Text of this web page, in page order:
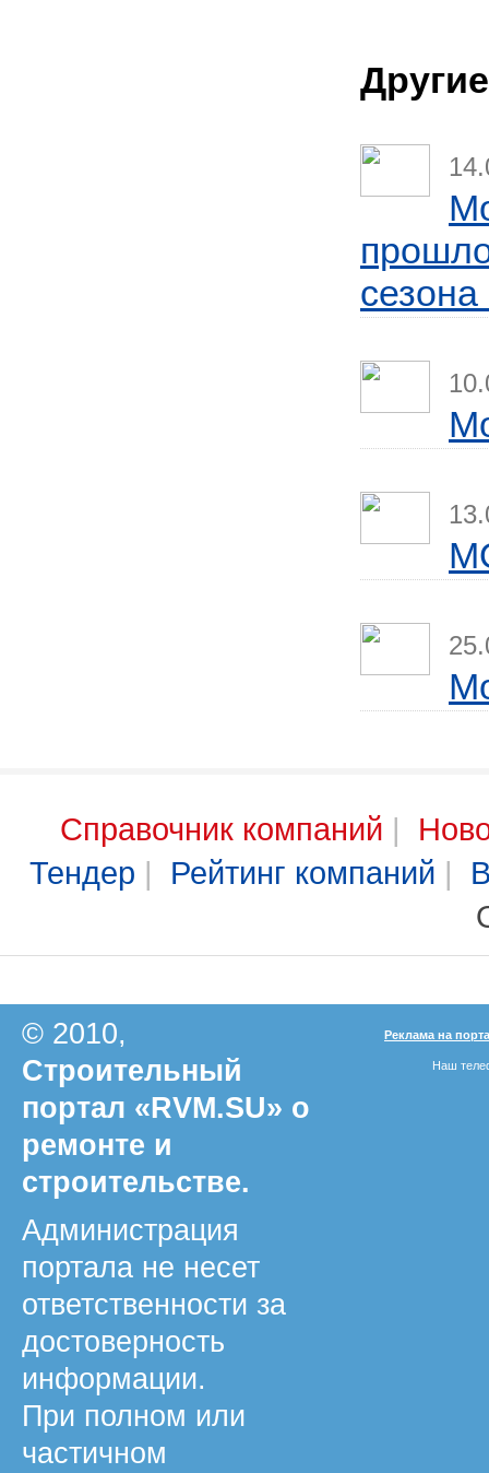
Справочник компаний |
Тендер | Рейтинг компаний |
© 2010,
Строительный
портал «RVM.SU» о
ремонте и
строительстве.
Администрация
портала не несет
ответственности за
достоверность
информации.
При полном или
частичном
Реклама на
Наш